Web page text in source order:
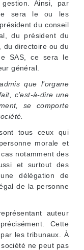
Ainsi, par
sera le ou les
du conseil
du président du
du directoire ou du
SAS, ce sera le
général.
que l’organe
c’est-à-dire une
se comporte
tous ceux qui
morale et
notamment des
et surtout des
délégation de
de la personne
auteur
Cette
les tribunaux. À
ne peut pas